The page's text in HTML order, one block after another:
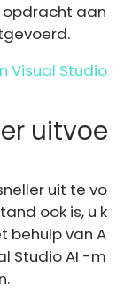
opdracht aan
Visual Studio
uitvoe
uit te vo
ook is, u k
behulp van A
Studio AI -m